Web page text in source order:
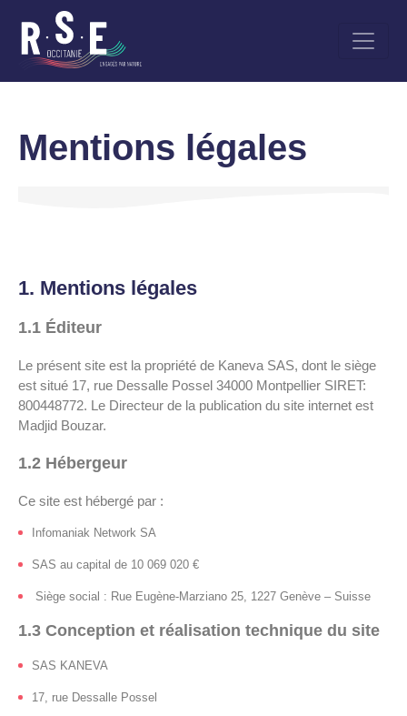
contenu
Mentions légales
1. Mentions légales
1.1 Éditeur
Le présent site est la propriété de Kaneva SAS, dont le siège
est situé 17, rue Dessalle Possel 34000 Montpellier SIRET:
800448772. Le Directeur de la publication du site internet est
Madjid Bouzar.
1.2 Hébergeur
Ce site est hébergé par :
Infomaniak Network SA
SAS au capital de 10 069 020 €
Siège social : Rue Eugène-Marziano 25, 1227 Genève – Suisse
1.3 Conception et réalisation technique du site
SAS KANEVA
17, rue Dessalle Possel